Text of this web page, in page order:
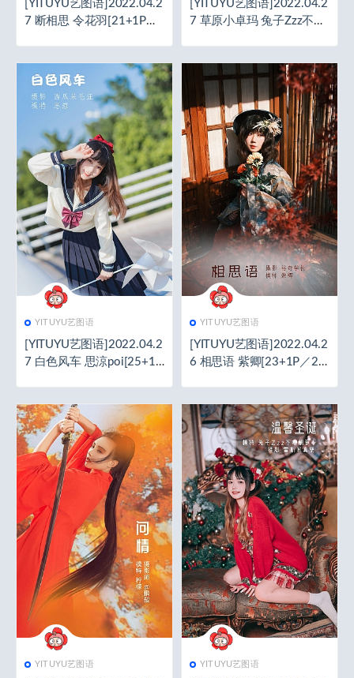
[YITUYU艺图语]2022.04.2
7 断相思 令花羽[21+1P／
[YITUYU艺图语]2022.04.2
7 草原小卓玛 兔子Zzz不吃
YITUYU艺图语
[YITUYU艺图语]2022.04.2
7 白色风车 思涼poi[25+1P
YITUYU艺图语
[YITUYU艺图语]2022.04.2
6 相思语 紫卿[23+1P／22
YITUYU艺图语 YITUYU艺图语